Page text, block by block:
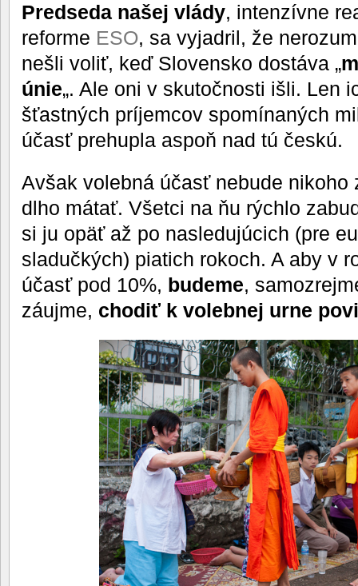
Predseda našej vlády, intenzívne
reforme ESO, sa vyjadril, že
nešli voliť, keď Slovensko dostáva „
únie„. Ale oni v skutočnosti išli. Len
šťastných príjemcov spomínaných
účasť prehupla aspoň nad tú českú.
Avšak volebná účasť nebude nikoho
dlho mátať. Všetci na ňu rýchlo
si ju opäť až po nasledujúcich (pre
sladučkých) piatich rokoch. A aby v
účasť pod 10%, budeme,
záujme, chodiť k volebnej urne